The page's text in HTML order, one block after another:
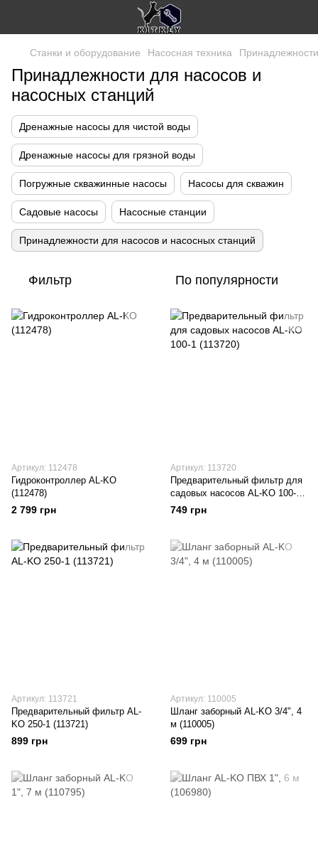
Станки и оборудование Насосная техника
Принадлежности для насосов и
насосных станций
Дренажные насосы для чистой воды
Дренажные насосы для грязной воды
Погружные скважинные насосы Насосы для скважин
Садовые насосы Насосные станции
Принадлежности для насосов и насосных станций
Фильтр По популярности
Артикул: 112478
Гидроконтроллер AL-KO
(112478)
2 799 грн
Артикул: 113720
Предварительный фильтр для
садовых насосов AL-KO 100-1
(113720)
749 грн
Артикул: 113721
Предварительный фильтр AL-
KO 250-1 (113721)
899 грн
Артикул: 110005
Шланг заборный AL-KO 3/4", 4
м (110005)
699 грн